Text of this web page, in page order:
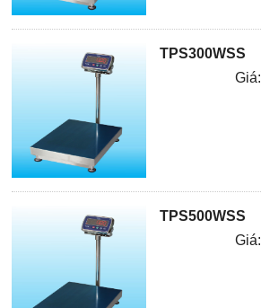
TPS300WSS
Giá:
TPS500WSS
Giá: